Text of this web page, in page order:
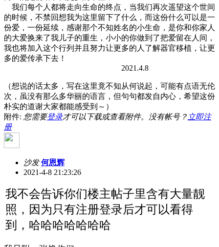
我们每个人都将走向生命的终点，当我们再次遥望这个世间
的时候，不禁回想我为这里留下了什么，而这份什么可以是一
份爱，一份延续，感谢那个不知姓名的小生命，是你和你家人
的大爱换来了我儿子的重生，小小的你做到了把爱留在人间，
我也将加入这个行列并且努力让更多的人了解器官移植，让更
多的爱传承下去！
2021.4.8
（想说的话太多，写在这里竟不知从何说起，可能有点语无伦
次，虽没有那么多华丽的语言，但句句都发自内心，希望这份
朴实的道谢大家都能感受到～）
附件: 您需要登录才可以下载或查看附件。没有帐号？ 立即注
册
沙发 何恩辉
2021-4-8 21:23:26
我不会告诉你们楼主帖子里含有大量靓
照，因为只有注册登录后才可以看得
到，哈哈哈哈哈哈哈